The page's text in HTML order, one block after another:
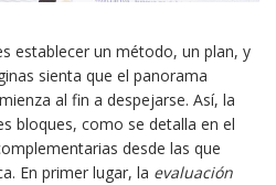
establecer un método, un plan, y
sienta que el panorama
al fin a despejarse. Así, la
bloques, como se detalla en el
desde las que
En primer lugar, la evaluación